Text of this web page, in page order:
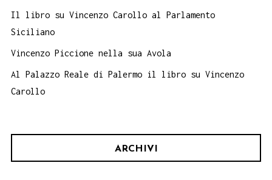
Il libro su Vincenzo Carollo al Parlamento
Siciliano
Vincenzo Piccione nella sua Avola
Al Palazzo Reale di Palermo il libro su Vincenzo
Carollo
ARCHIVI